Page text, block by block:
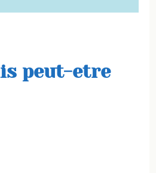
peut-etre